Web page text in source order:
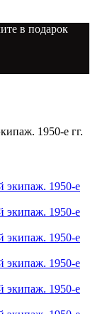
в подарок
1950-е гг.